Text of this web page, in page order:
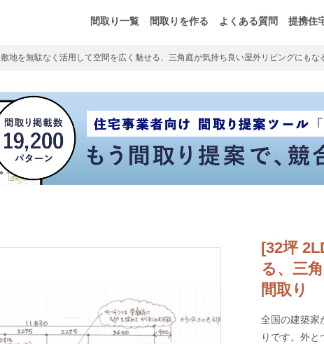
間取り一覧 間取りを作る よくある質問 提携住
敷地を無駄なく活用して空間を広く魅せる、三角庭が気持ち良い屋外リビングにもな
[32坪
る、三
間取り
全国の建築家
りです。外と